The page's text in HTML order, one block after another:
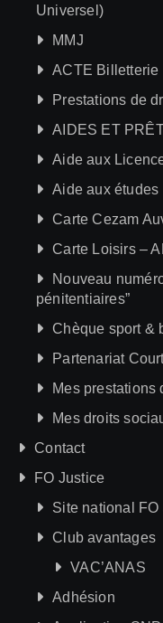
Universel)
MMJ
ACTE Billetterie
Prestations de
AIDES ET
Aide aux
Aide aux études
Carte Cezam
Carte Loisirs –
Nouveau
pénitentiaires”
Chèque sport &
Partenariat
Mes prestations
Mes droits
Contact
FO Justice
Site national FO
Club avantages
VAC’ANAS
Adhésion